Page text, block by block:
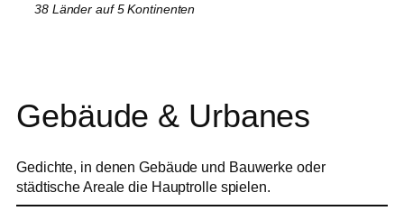
38 Länder auf 5 Kontinenten
Gebäude & Urbanes
Gedichte, in denen Gebäude und Bauwerke oder
städtische Areale die Hauptrolle spielen.